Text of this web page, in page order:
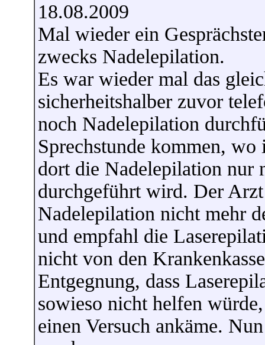
18.08.2009
Mal wieder ein
zwecks Nadelepilation.
Es war wieder mal das
sicherheitshalber zuvor
noch Nadelepilation
Sprechstunde kommen,
dort die Nadelepilation nur
durchgeführt wird. Der
Nadelepilation nicht mehr
und empfahl die
nicht von den
Entgegnung, dass
sowieso nicht helfen
einen Versuch ankäme.